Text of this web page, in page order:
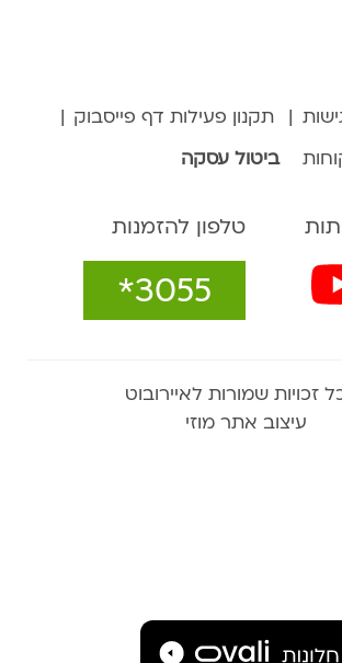
תקנון פעילות דף פייסבוק
ביטול עסקה
טלפון להזמנות
*3055
זכויות שמורות לאיירובוט
עיצוב אתר מוזי